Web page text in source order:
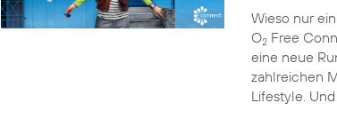
Wieso nur
O2 Free
eine neue
zahlreichen
Lifestyle.